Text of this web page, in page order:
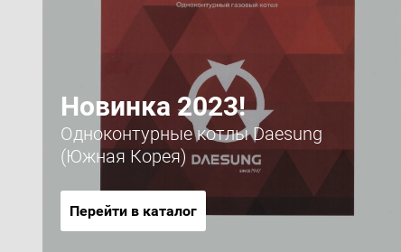
Новинка 2023!
Одноконтурные котлы Daesung
(Южная Корея)
Перейти в каталог